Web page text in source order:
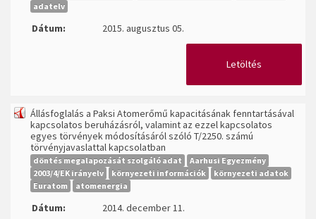
adatelv
Dátum: 2015. augusztus 05.
Letöltés
Állásfoglalás a Paksi Atomerőmű kapacitásának fenntartásával
kapcsolatos beruházásról, valamint az ezzel kapcsolatos
egyes törvények módosításáról szóló T/2250. számú
törvényjavaslattal kapcsolatban
döntés megalapozását szolgáló adat
Aarhusi Egyezmény
2003/4/EK irányelv
környezeti információk
környezeti adatok
Euratom
atomenergia
Dátum: 2014. december 11.